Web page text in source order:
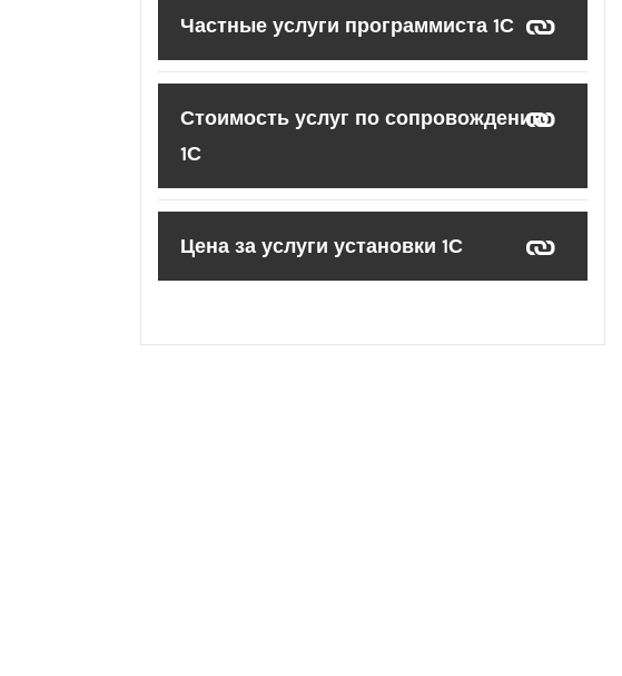
Частные услуги программиста 1С
Стоимость услуг по сопровождению
1С
Цена за услуги установки 1С